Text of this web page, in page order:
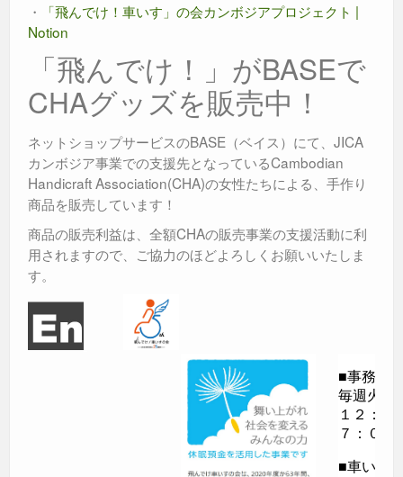
・
「飛んでけ！車いす」の会カンボジアプロジェクト |
Notion
「飛んでけ！」がBASEで
CHAグッズを販売中！
ネットショップサービスのBASE（ベイス）にて、JICA
カンボジア事業での支援先となっているCambodian
Handicraft Association(CHA)の女性たちによる、手作り
商品を販売しています！
商品の販売利益は、全額CHAの販売事業の支援活動に利
用されますので、ご協力のほどよろしくお願いいたしま
す。